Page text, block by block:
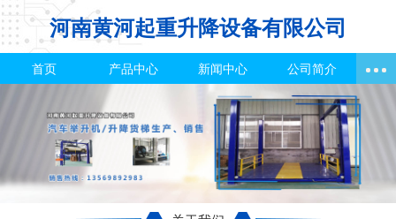
河南黄河起重升降设备有限公司
首页 产品中心 新闻中心 公司简介